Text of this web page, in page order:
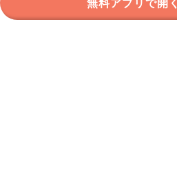
無料アプリで開く